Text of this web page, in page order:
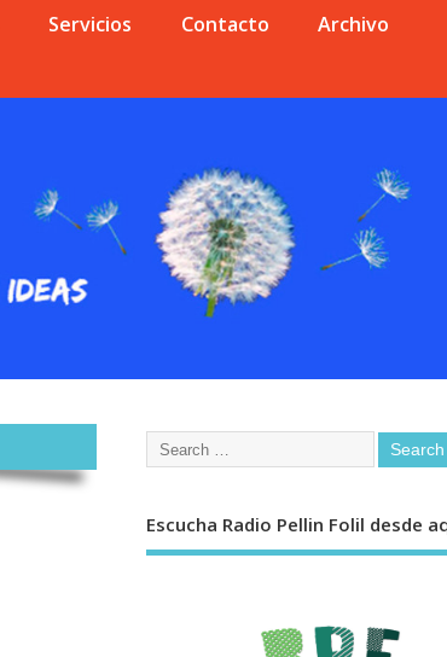
Servicios Contacto
Archivo
Escucha Radio Pellin Folil desde